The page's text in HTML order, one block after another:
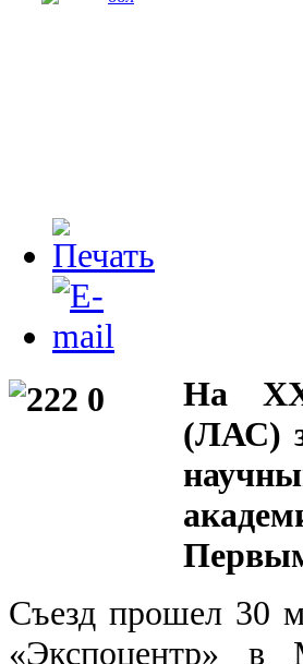
На
(ЛАС)
Съезд прошел 30
«Экспоцентр»